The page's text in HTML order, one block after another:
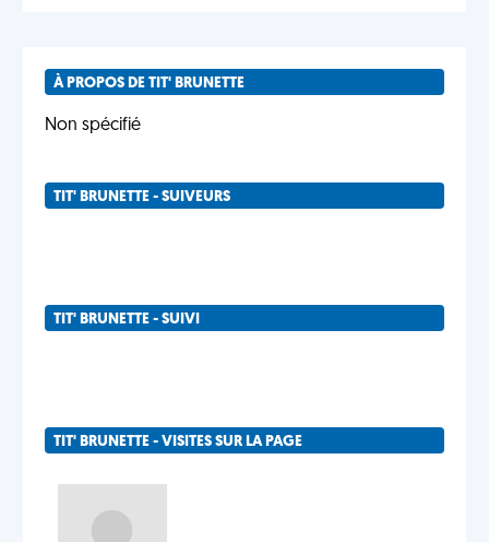
À PROPOS DE TIT' BRUNETTE
Non spécifié
TIT' BRUNETTE - SUIVEURS
TIT' BRUNETTE - SUIVI
TIT' BRUNETTE - VISITES SUR LA PAGE